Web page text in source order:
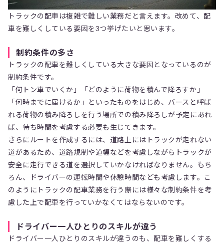
トラックの配車は複雑で難しい業務だと言えます。改めて、配
車を難しくしている要因を3つ挙げたいと思います。
制約条件の多さ
トラックの配車を難しくしている大きな要因となっているのが
制約条件です。
「何トン車でいくか」「どのように荷物を積んで降ろすか」
「何時までに届けるか」といったものをはじめ、バースと呼ば
れる荷物の積み降ろしを行う場所での積み降ろしが予定にあれ
ば、待ち時間を考慮する必要も生じてきます。
さらにルートを作成するには、道路上にはトラックが走れない
道があるため、道路規制や道幅などを考慮しながらトラックが
安全に走行できる道を選択していかなければなりません。もち
ろん、ドライバーの運転時間や休憩時間なども考慮します。こ
のようにトラックの配車業務を行う際には様々な制約条件を考
慮した上で配車を行っていかなくてはならないのです。
ドライバー一人ひとりのスキルが違う
ドライバー一人ひとりのスキルが違うのも、配車を難しくする